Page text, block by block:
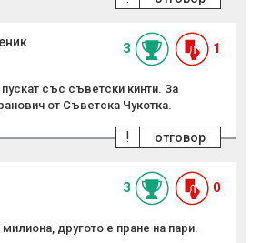
3 1
със съветски кинти. За
от Съветска Чукотка.
отговор
!
3 0
милиона, другото е пране на пари.